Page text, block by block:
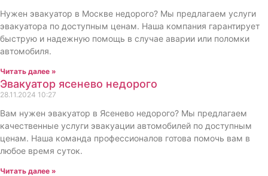
Нужен эвакуатор в Москве недорого? Мы предлагаем услуги
эвакуатора по доступным ценам. Наша компания гарантирует
быструю и надежную помощь в случае аварии или поломки
автомобиля.
Читать далее »
Эвакуатор ясенево недорого
28.11.2024 10:27
Вам нужен эвакуатор в Ясенево недорого? Мы предлагаем
качественные услуги эвакуации автомобилей по доступным
ценам. Наша команда профессионалов готова помочь вам в
любое время суток.
Читать далее »